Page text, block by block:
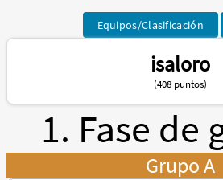
Equipos/Clasificación
isaloro
(408 puntos)
1. Fase de
Grupo A